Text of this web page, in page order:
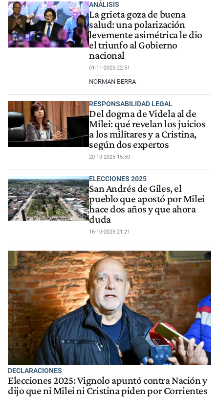
ANÁLISIS
La grieta goza de buena
salud: una polarización
levemente asimétrica le dio
el triunfo al Gobierno
nacional
01-11-2025 22:51
NORMAN BERRA
RESPONSABILIDAD LEGAL
Del dogma de Videla al de
Milei: qué revelan los juicios
a los militares y a Cristina,
según dos expertos
20-10-2025 15:50
ELECCIONES 2025
San Andrés de Giles, el
pueblo que apostó por Milei
hace dos años y que ahora
duda
16-10-2025 21:21
DECLARACIONES
Elecciones 2025: Vignolo apuntó contra Nación y
dijo que ni Milei ni Cristina piden por Corrientes